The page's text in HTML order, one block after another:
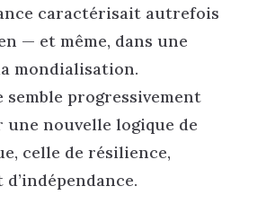
caractérisait autrefois
— et même, dans une
mondialisation.
semble progressivement
une nouvelle logique de
celle de résilience,